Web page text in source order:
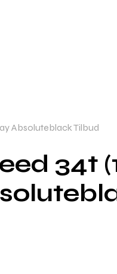
Absoluteblack Tilbud
34t